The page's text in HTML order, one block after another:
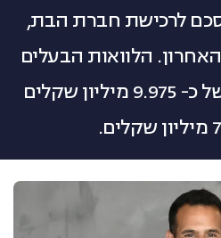
עלינו
לרכישת חברת הבת,
הלוואות הבעלים
הופחתה מסך כולל של כ- 9.975 מיליון שקלים